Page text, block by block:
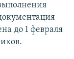
до 1 февраля